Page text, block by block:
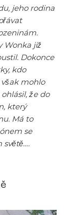
jeho rodina
Wonka již
Dokonce
kdo
však mohlo
že do
který
Má to
se